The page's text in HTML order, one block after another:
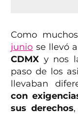
Como
junio se llevó
CDMX y nos
paso de los
llevaban
con
sus derechos